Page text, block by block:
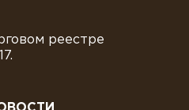
реестре